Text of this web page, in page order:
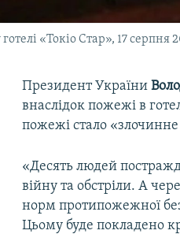
«Токіо Стар», 17 серпня
Президент України
внаслідок пожежі в
пожежі стало «злочинне
«Десять людей
війну та обстріли. А
норм протипожежної
Цьому буде покладено